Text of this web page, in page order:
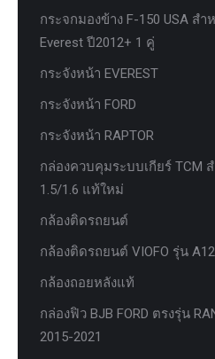
กระจกมองข้าง F-150 USA สำ
Everest ปี2012+ 1 คู่
กระจังหน้า EVEREST
กระจังหน้า FORD
กระจังหน้า RAPTOR
กล่องควบคุมระบบเกียร์ TCM
1.5/1.6 แท้ใหม่
กล้องติดรถยนต์
กล้องติดรถยนต์ VIOFO รุ่น
กล้องถอยหลังแท้
กล่องฟิว BJB FORD ตรงรุ่น
2015-2021